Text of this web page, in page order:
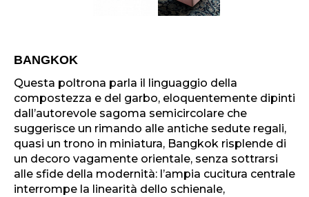
BANGKOK
Questa poltrona parla il linguaggio della
compostezza e del garbo, eloquentemente dipinti
dall’autorevole sagoma semicircolare che
suggerisce un rimando alle antiche sedute regali,
quasi un trono in miniatura, Bangkok risplende di
un decoro vagamente orientale, senza sottrarsi
alle sfide della modernità: l’ampia cucitura centrale
interrompe la linearità dello schienale,